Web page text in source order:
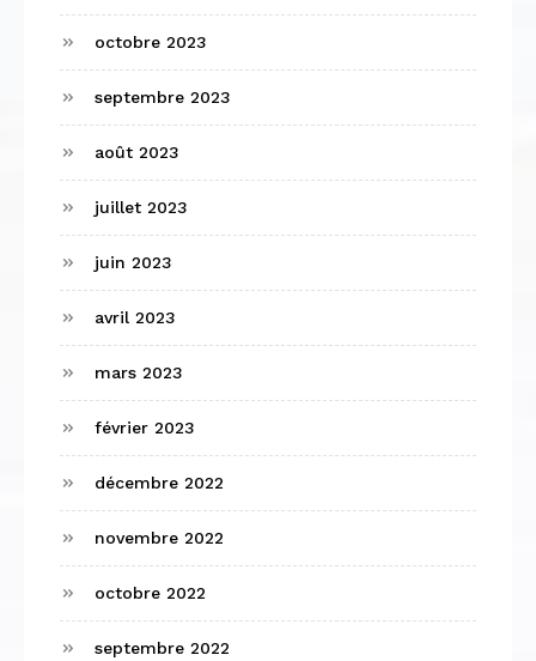
octobre 2023
septembre 2023
août 2023
juillet 2023
juin 2023
avril 2023
mars 2023
février 2023
décembre 2022
novembre 2022
octobre 2022
septembre 2022